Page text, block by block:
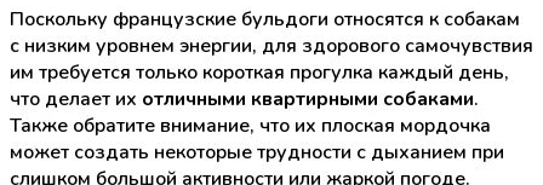
Поскольку французские бульдоги относятся к собакам
с низким уровнем энергии, для здорового самочувствия
им требуется только короткая прогулка каждый день,
что делает их отличными квартирными собаками.
Также обратите внимание, что их плоская мордочка
может создать некоторые трудности с дыханием при
слишком большой активности или жаркой погоде.